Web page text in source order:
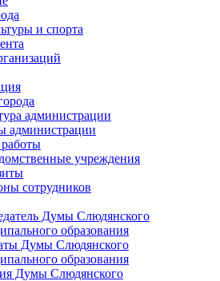
и спорта
администрации
администрации
учреждения
сотрудников
Думы Слюдянского
образования
Думы Слюдянского
образования
Думы Слюдянского